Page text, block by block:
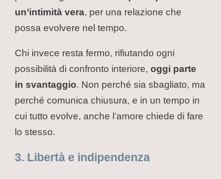
un’intimità vera, per una relazione che
possa evolvere nel tempo.
Chi invece resta fermo, rifiutando ogni
possibilità di confronto interiore, oggi parte
in svantaggio. Non perché sia sbagliato, ma
perché comunica chiusura, e in un tempo in
cui tutto evolve, anche l’amore chiede di fare
lo stesso.
3. Libertà e indipendenza